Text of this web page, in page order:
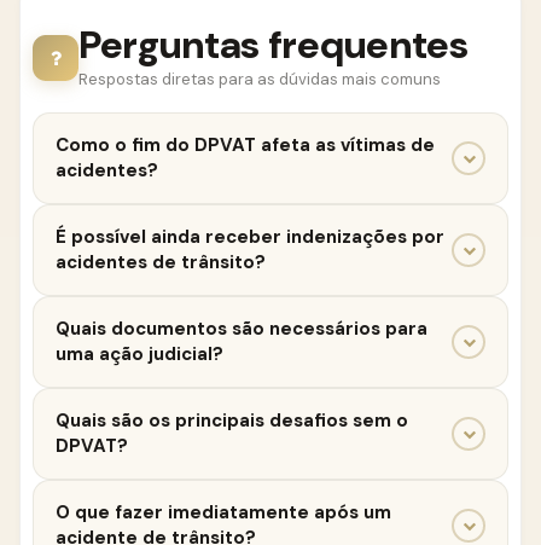
Perguntas frequentes
Respostas diretas para as dúvidas mais comuns
Como o fim do DPVAT afeta as vítimas de
acidentes?
formas de indenização, como seguros privados e
necessário para obter compensações.
É possível ainda receber indenizações por
acidentes de trânsito?
privados, as vítimas podem buscar compensações.
Algumas seguradoras já oferecem produtos
DPVAT.
Quais documentos são necessários para
uma ação judicial?
fotográficas e quaisquer outros documentos
sofrido.
Quais são os principais desafios sem o
DPVAT?
complexos, exigindo mais provas e documentação.
O que fazer imediatamente após um
acidente de trânsito?